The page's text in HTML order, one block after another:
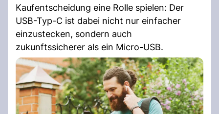
Kaufentscheidung eine Rolle spielen: Der
USB-Typ-C ist dabei nicht nur einfacher
einzustecken, sondern auch
zukunftssicherer als ein Micro-USB.